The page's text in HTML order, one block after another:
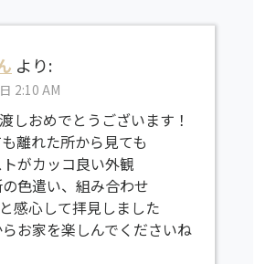
より:
2:10 AM
おめでとうございます！
離れた所から見ても
がカッコ良い外観
色遣い、組み合わせ
感心して拝見しました
お家を楽しんでくださいね